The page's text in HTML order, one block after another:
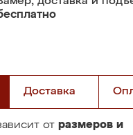
Доставка
от размеров и